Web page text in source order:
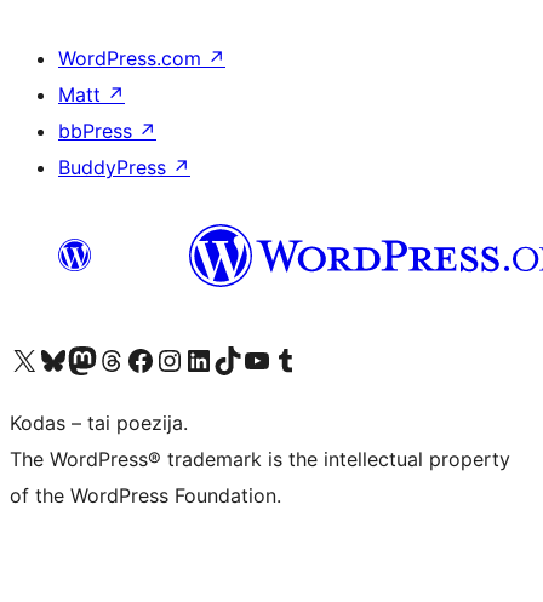
WordPress.com ↗
Matt ↗
bbPress ↗
BuddyPress ↗
Visit our X (formerly Twitter) account
Apsilankykite mūsų Bluesky paskyroje
Visit our Mastodon account
Apsilankykite mūsų Threads paskyroje
Visit our Facebook page
Visit our Instagram account
Visit our LinkedIn account
Apsilankykite mūsų TikTok paskyroje
Visit our YouTube channel
Apsilankykite mūsų Tumblr paskyroje
Kodas – tai poezija.
The WordPress® trademark is the intellectual property
of the WordPress Foundation.